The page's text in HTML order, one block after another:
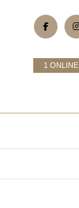
1 ONLINE